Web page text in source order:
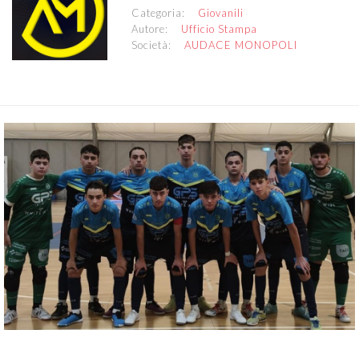
Categoria: Giovanili
Autore: Ufficio Stampa
Società:AUDACE MONOPOLI